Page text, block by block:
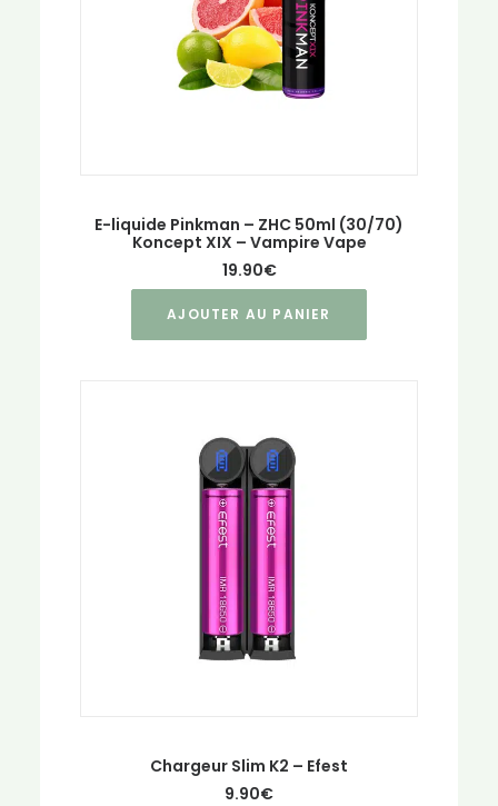
du
E-liquide Pinkman – ZHC 50ml (30/70)
Koncept XIX – Vampire Vape
19.90€
AJOUTER AU PANIER
Chargeur Slim K2 – Efest
9.90€